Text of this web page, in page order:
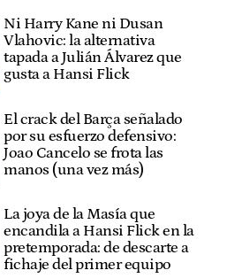
Ni Harry Kane ni Dusan
Vlahovic: la alternativa
tapada a Julián Álvarez que
gusta a Hansi Flick
El crack del Barça señalado
por su esfuerzo defensivo:
Joao Cancelo se frota las
manos (una vez más)
La joya de la Masía que
encandila a Hansi Flick en la
pretemporada: de descarte a
fichaje del primer equipo